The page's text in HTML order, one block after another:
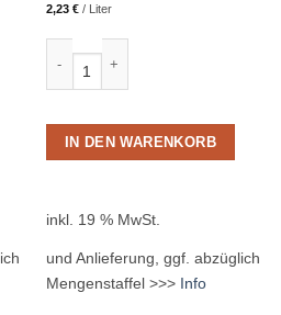
2,23 €/ Liter
IN DEN WARENKORB
inkl. 19 % MwSt.
und Anlieferung, ggf. abzüglich
Mengenstaffel >>> Info